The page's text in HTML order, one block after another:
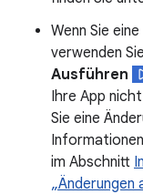
Wenn Sie
verwenden
Ausführen
Ihre App
Sie eine
im Abschnitt
„Änderungen